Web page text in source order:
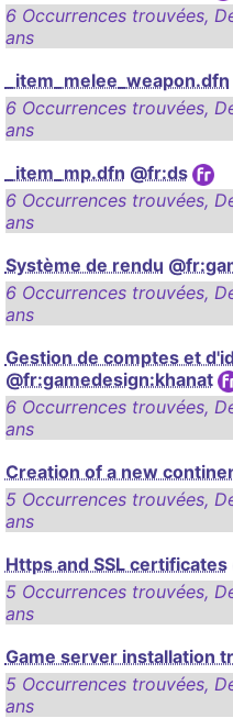
6 Occurrences trouvées,
ans
_item_melee_weapon.dfn
6 Occurrences trouvées,
ans
_item_mp.dfn @fr:ds
6 Occurrences trouvées,
ans
Système de rendu
6 Occurrences trouvées,
ans
Gestion de comptes et
@fr:gamedesign:khanat
6 Occurrences trouvées,
ans
Creation of a new
5 Occurrences trouvées,
ans
Https and SSL certificates
5 Occurrences trouvées,
ans
Game server installation
5 Occurrences trouvées,
ans